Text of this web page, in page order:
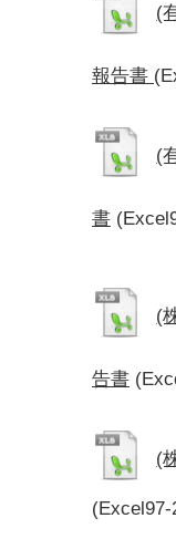
(
報告書
(
書
(
告書
(
(Excel97-